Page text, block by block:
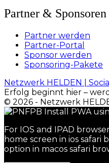
Partner & Sponsoren
Partner werden
Partner-Portal
Sponsor werden
Sponsoring-Pakete
Netzwerk HELDEN |
Erfolg beginnt hier –
© 2026 - Netzwerk
For IOS and IPAD
home screen in ios safari
option in macos safari